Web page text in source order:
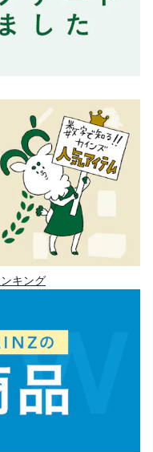
キング